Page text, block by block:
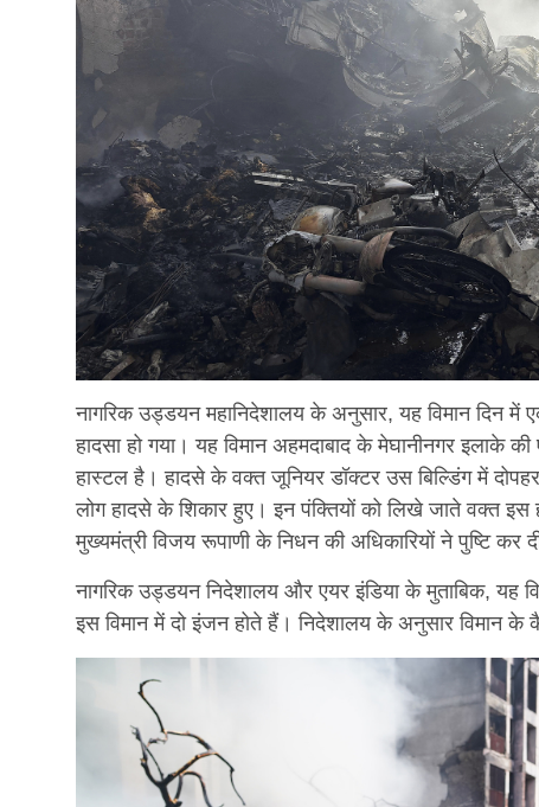
नागरिक उड्डयन महानिदेशालय के अनुसार, यह विमान दिन में
हादसा हो गया। यह विमान अहमदाबाद के मेघानीनगर इलाके
हास्टल है। हादसे के वक्त जूनियर डॉक्टर उस बिल्डिंग में
लोग हादसे के शिकार हुए। इन पंक्तियों को लिखे जाते वक्त
मुख्यमंत्री विजय रूपाणी के निधन की अधिकारियों ने पुष्टि कर
नागरिक उड्डयन निदेशालय और एयर इंडिया के मुताबिक, यह
इस विमान में दो इंजन होते हैं। निदेशालय के अनुसार विमान